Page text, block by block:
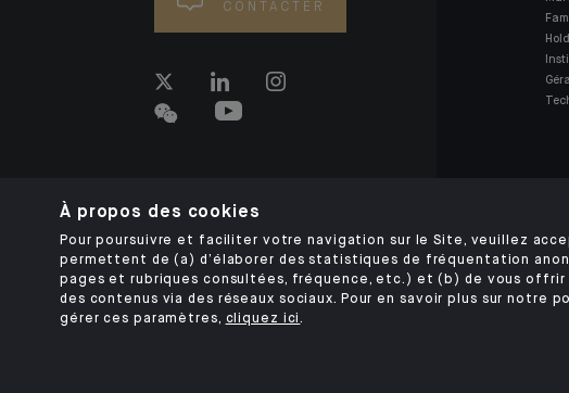
CONTACTER
À propos des cookies
Pour poursuivre et faciliter votre navigation sur le Site, veuillez
permettent de (a) d’élaborer des statistiques de fréquentation
pages et rubriques consultées, fréquence, etc.) et (b) de vous offrir
des contenus via des réseaux sociaux. Pour en savoir plus sur
gérer ces paramètres, cliquez ici.